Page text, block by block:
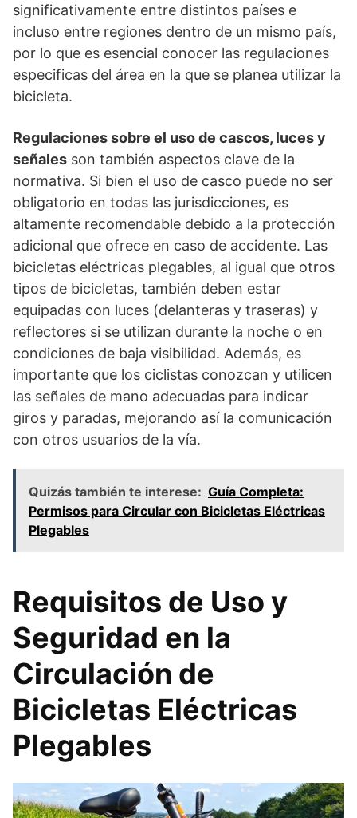
significativamente entre distintos países e
incluso entre regiones dentro de un mismo país,
por lo que es esencial conocer las regulaciones
especificas del área en la que se planea utilizar la
bicicleta.
Regulaciones sobre el uso de cascos, luces y
señales son también aspectos clave de la
normativa. Si bien el uso de casco puede no ser
obligatorio en todas las jurisdicciones, es
altamente recomendable debido a la protección
adicional que ofrece en caso de accidente. Las
bicicletas eléctricas plegables, al igual que otros
tipos de bicicletas, también deben estar
equipadas con luces (delanteras y traseras) y
reflectores si se utilizan durante la noche o en
condiciones de baja visibilidad. Además, es
importante que los ciclistas conozcan y utilicen
las señales de mano adecuadas para indicar
giros y paradas, mejorando así la comunicación
con otros usuarios de la vía.
Quizás también te interese: Guía Completa:
Permisos para Circular con Bicicletas Eléctricas
Plegables
Requisitos de Uso y
Seguridad en la
Circulación de
Bicicletas Eléctricas
Plegables